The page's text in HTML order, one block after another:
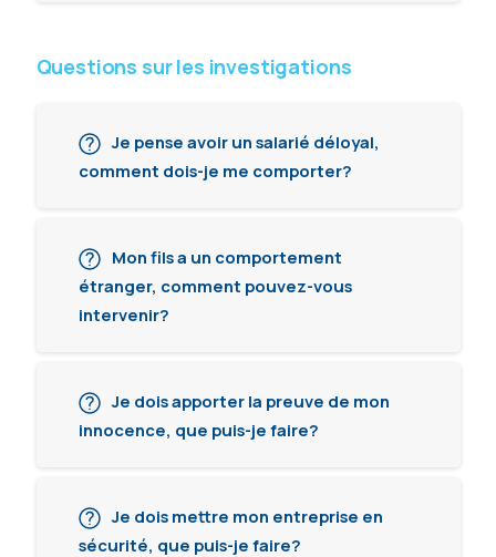
Questions sur les investigations
Je pense avoir un salarié déloyal,
comment dois-je me comporter?
Mon fils a un comportement
étranger, comment pouvez-vous
intervenir?
Je dois apporter la preuve de mon
innocence, que puis-je faire?
Je dois mettre mon entreprise en
sécurité, que puis-je faire?